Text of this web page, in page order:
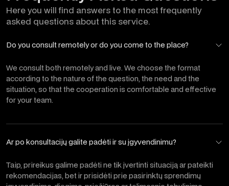
Here you will find answers to the most frequently
asked questions about this service.
Do you consult remotely or do you come to the place?
We consult both remotely and live. We choose the format
according to the nature of the question, the need and the
situation, so that the cooperation is comfortable and effective
for your team.
Ar po konsultacijų galite padėti ir su įgyvendinimu?
Taip, prireikus galime padėti ne tik įvertinti situaciją ar pateikti
rekomendacijas, bet ir prisidėti prie pasirinktų sprendimų